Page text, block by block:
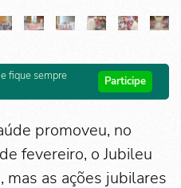
e fique sempre
Participe
promoveu, no
fevereiro, o Jubileu
mas as ações jubilares